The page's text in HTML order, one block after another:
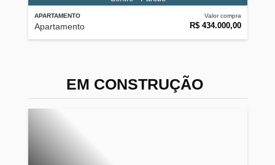
APARTAMENTO
Apartamento
Valor compra
R$ 434.000,00
EM CONSTRUÇÃO